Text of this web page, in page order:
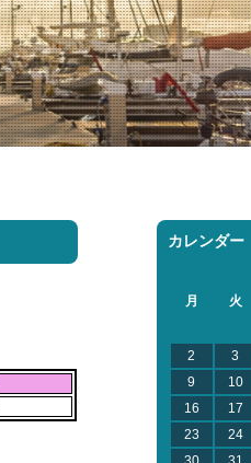
カレンダー
月
火
2
3
9
10
16
17
23
24